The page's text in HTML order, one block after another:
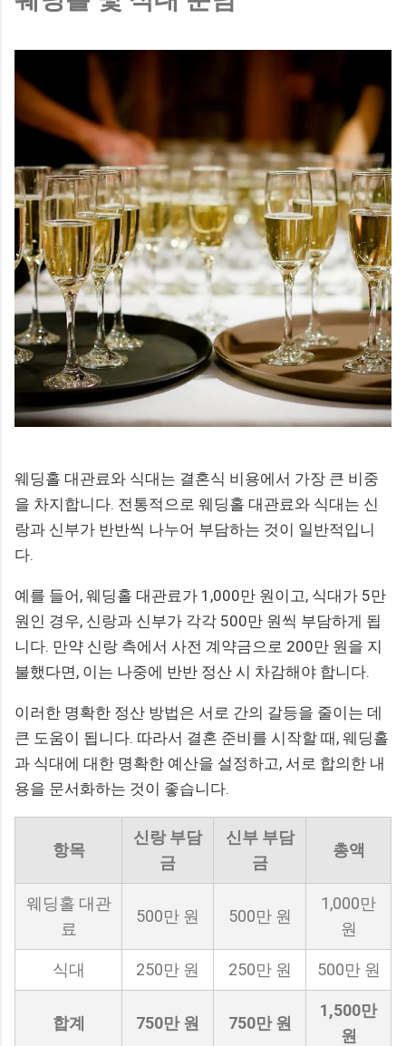
웨딩홀 대관료와 식대는 결혼식 비용에서 가장 큰 비중
을 차지합니다. 전통적으로 웨딩홀 대관료와 식대는 신
랑과 신부가 반반씩 나누어 부담하는 것이 일반적입니
다.
예를 들어, 웨딩홀 대관료가 1,000만 원이고, 식대가 5만
원인 경우, 신랑과 신부가 각각 500만 원씩 부담하게 됩
니다. 만약 신랑 측에서 사전 계약금으로 200만 원을 지
불했다면, 이는 나중에 반반 정산 시 차감해야 합니다.
이러한 명확한 정산 방법은 서로 간의 갈등을 줄이는 데
큰 도움이 됩니다. 따라서 결혼 준비를 시작할 때, 웨딩홀
과 식대에 대한 명확한 예산을 설정하고, 서로 합의한 내
용을 문서화하는 것이 좋습니다.
항목
신랑 부담
금
신부 부담
금
총액
웨딩홀 대관
료
500만 원 500만 원
1,000만
원
식대 250만 원 250만 원 500만 원
합계 750만 원 750만 원
1,500만
원